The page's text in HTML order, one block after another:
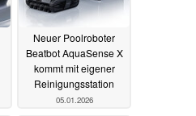
Neuer Poolroboter
Beatbot AquaSense X
kommt mit eigener
Reinigungsstation
05.01.2026